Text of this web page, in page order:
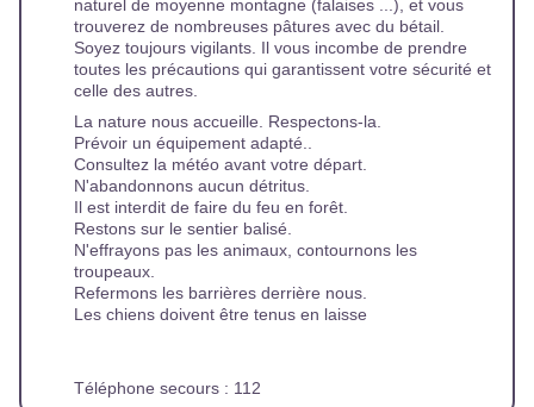
naturel de moyenne montagne (falaises ...), et vous
trouverez de nombreuses pâtures avec du bétail.
Soyez toujours vigilants. Il vous incombe de prendre
toutes les précautions qui garantissent votre sécurité et
celle des autres.
La nature nous accueille. Respectons-la.
Prévoir un équipement adapté..
Consultez la météo avant votre départ.
N'abandonnons aucun détritus.
Il est interdit de faire du feu en forêt.
Restons sur le sentier balisé.
N'effrayons pas les animaux, contournons les
troupeaux.
Refermons les barrières derrière nous.
Les chiens doivent être tenus en laisse
Téléphone secours : 112